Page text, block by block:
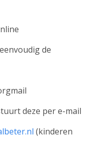
de
deze per e-mail
(kinderen